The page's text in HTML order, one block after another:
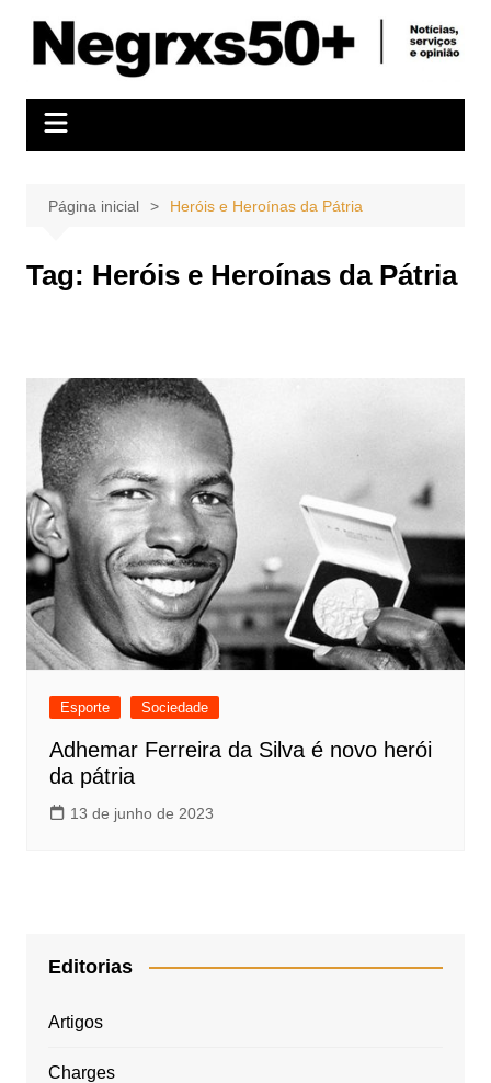
conteúdo
Página inicial Heróis e Heroínas da Pátria
Tag: Heróis e Heroínas da Pátria
Esporte Sociedade
Adhemar Ferreira da Silva é novo herói
da pátria
13 de junho de 2023
Editorias
Artigos
Charges